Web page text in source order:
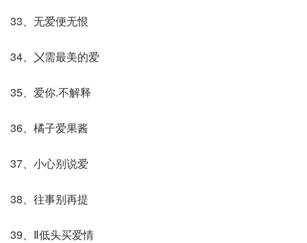
33、无爱便无恨
34、〤需最美的爱
35、爱你.不解释
36、橘子爱果酱
37、小心别说爱
38、往事别再提
39、Ⅱ低头买爱情